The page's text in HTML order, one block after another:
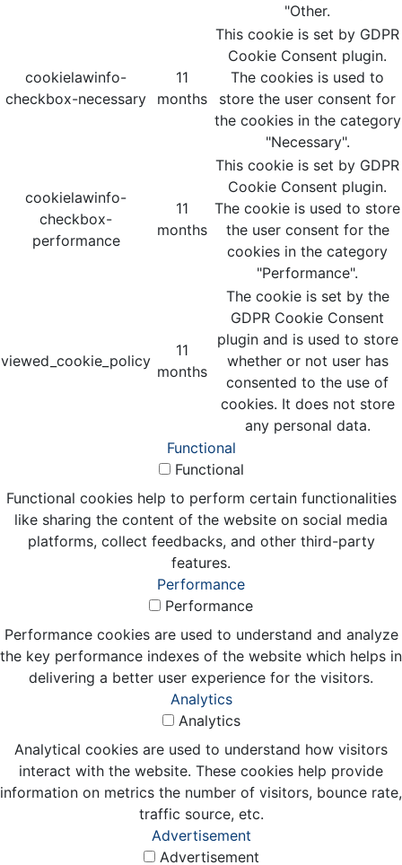
"Other.
cookielawinfo-
checkbox-necessary
11
months
This cookie is set by GDPR
Cookie Consent plugin.
The cookies is used to
store the user consent for
the cookies in the category
"Necessary".
cookielawinfo-
checkbox-
performance
11
months
This cookie is set by GDPR
Cookie Consent plugin.
The cookie is used to store
the user consent for the
cookies in the category
"Performance".
viewed_cookie_policy
11
months
The cookie is set by the
GDPR Cookie Consent
plugin and is used to store
whether or not user has
consented to the use of
cookies. It does not store
any personal data.
Functional
Functional
Functional cookies help to perform certain functionalities
like sharing the content of the website on social media
platforms, collect feedbacks, and other third-party
features.
Performance
Performance
Performance cookies are used to understand and analyze
the key performance indexes of the website which helps in
delivering a better user experience for the visitors.
Analytics
Analytics
Analytical cookies are used to understand how visitors
interact with the website. These cookies help provide
information on metrics the number of visitors, bounce rate,
traffic source, etc.
Advertisement
Advertisement